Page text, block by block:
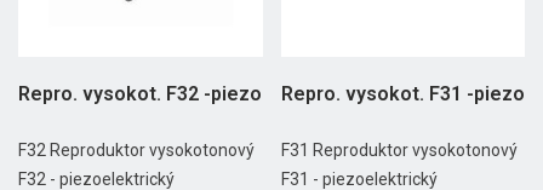
Repro. vysokot. F32 -piezo
F32 Reproduktor vysokotonový
F32 - piezoelektrický
Repro. vysokot. F31 -piezo
F31 Reproduktor vysokotonový
F31 - piezoelektrický